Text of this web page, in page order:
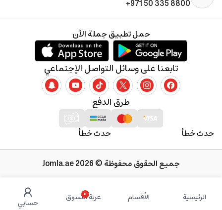
الرئيسية الأقسام 0
عربة التسوق حسابي
+971 50 335 8800
حدث خطأ حدث خطأ
طرق الدفع
تابعنا على وسائل التواصل الإجتماعي
حمل تطبيق جملة الآن
جميع الحقوق محفوظة © 2026 Jomla.ae